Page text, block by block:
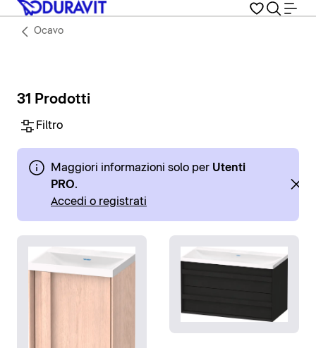
Ocavo
31 Prodotti
Filtro
Maggiori informazioni solo per Utenti
PRO.
Accedi o registrati